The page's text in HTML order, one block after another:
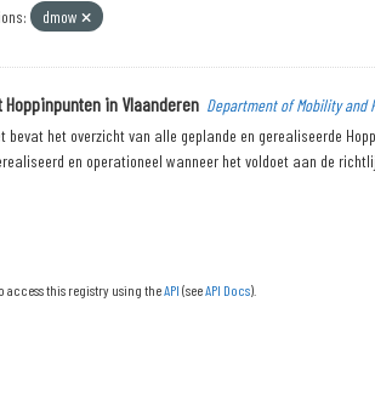
dmow
Hoppinpunten in Vlaanderen Department of Mobility and
bevat het overzicht van alle geplande en gerealiseerde
en operationeel wanneer het voldoet aan de
access this registry using theAPI (seeAPI Docs).